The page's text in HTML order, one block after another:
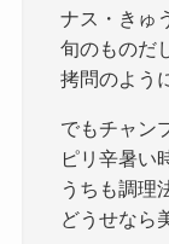
ナス・きゅ
旬のものだ
拷問のよう
でもチャン
ピリ辛暑い
うちも調理
どうせなら